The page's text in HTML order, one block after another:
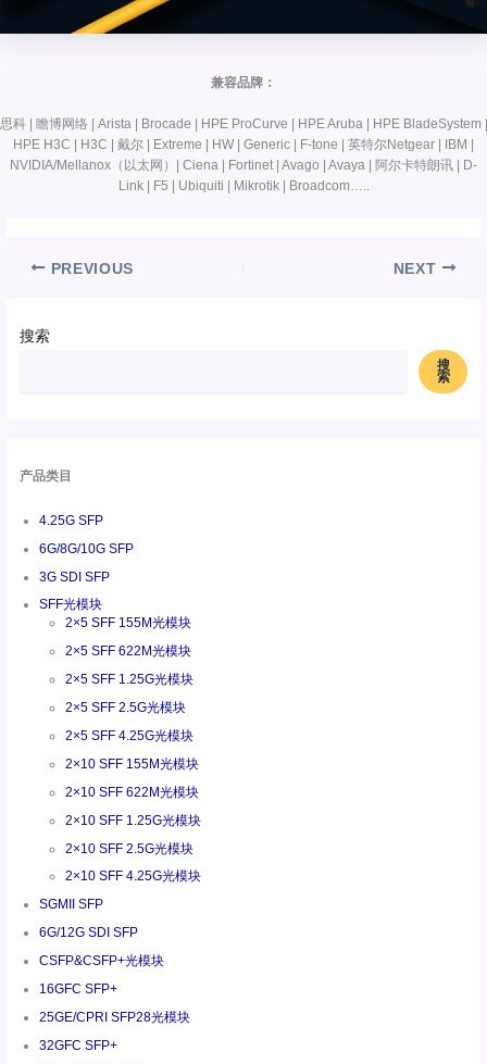
搜索
搜
索
产品类目
4.25G SFP
6G/8G/10G SFP
3G SDI SFP
SFF光模块
2×5 SFF 155M光模块
2×5 SFF 622M光模块
2×5 SFF 1.25G光模块
2×5 SFF 2.5G光模块
2×5 SFF 4.25G光模块
2×10 SFF 155M光模块
2×10 SFF 622M光模块
2×10 SFF 1.25G光模块
2×10 SFF 2.5G光模块
2×10 SFF 4.25G光模块
SGMII SFP
6G/12G SDI SFP
CSFP&CSFP+光模块
16GFC SFP+
25GE/CPRI SFP28光模块
32GFC SFP+
兼容品牌：
思科 | 瞻博网络 | Arista | Brocade | HPE ProCurve | HPE Aruba | HPE BladeSystem |
HPE H3C | H3C | 戴尔 | Extreme | HW | Generic | F-tone | 英特尔Netgear | IBM |
NVIDIA/Mellanox（以太网）| Ciena | Fortinet | Avago | Avaya | 阿尔卡特朗讯 | D-
Link | F5 | Ubiquiti | Mikrotik | Broadcom…..
PREVIOUS NEXT